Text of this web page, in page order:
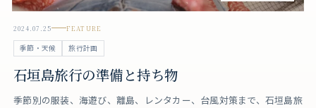
2024.07.25 FEATURE
季節・天候 旅行計画
石垣島旅行の準備と持ち物
季節別の服装、海遊び、離島、レンタカー、台風対策まで、石垣島旅